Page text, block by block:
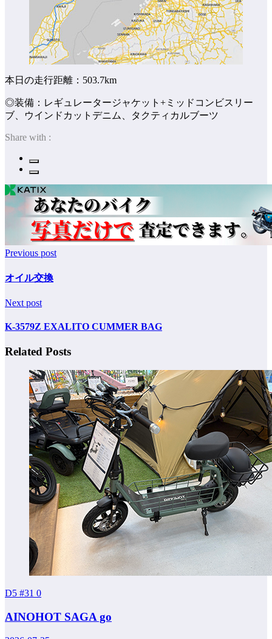
本日の走行距離：503.7km
◎装備：レギュレータージャケット+ミッドコンビスリー
ブ、ウインドカットデニム、タクティカルブーツ
Share with :
Previous post
オイル交換
Next post
K-3579Z EXALITO CUMMER BAG
Related Posts
D5 #31 0
AINOHOT SAGA go